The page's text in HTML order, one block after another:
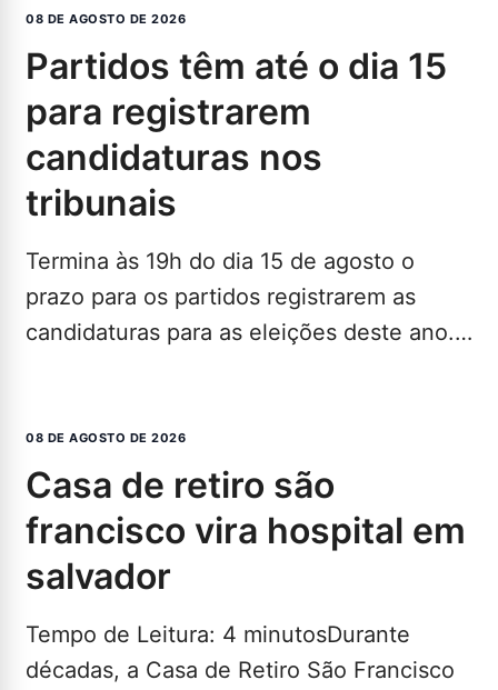
08 DE AGOSTO DE 2026
partidos têm até o dia 15
para registrarem
candidaturas nos
tribunais
Termina às 19h do dia 15 de agosto o
prazo para os partidos registrarem as
candidaturas para as eleições deste ano.
08 DE AGOSTO DE 2026
casa de retiro são
francisco vira hospital em
salvador
Tempo de Leitura: 4 minutosDurante
décadas, a Casa de Retiro São Francisco